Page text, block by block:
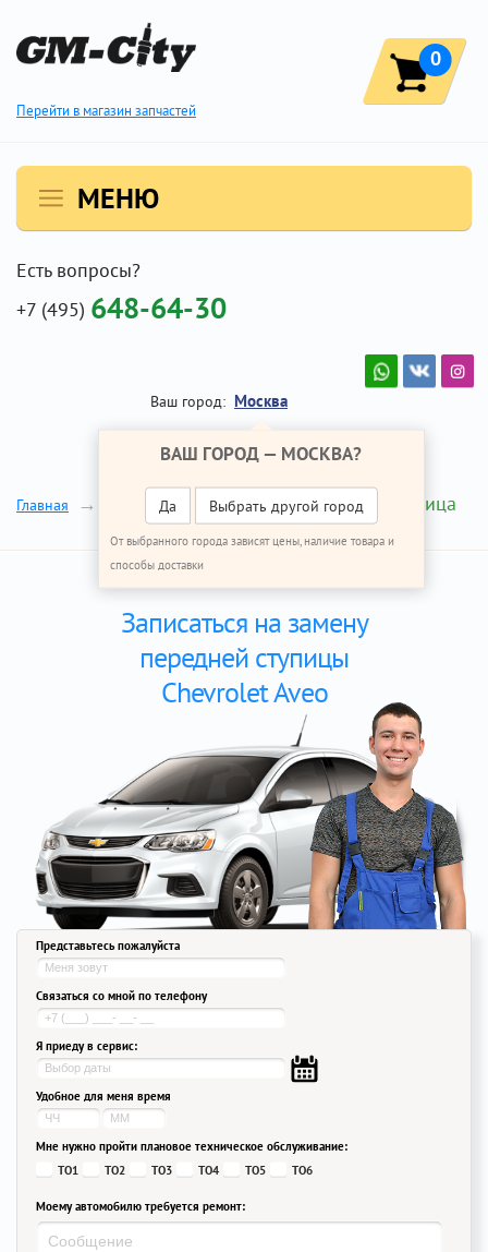
Перейти в магазин запчастей
0
МЕНЮ
Есть вопросы?
+7 (495) 648-64-30
Ваш город: Москва
ВАШ ГОРОД — МОСКВА?
Да Выбрать другой город
От выбранного города зависят цены, наличие товара и
способы доставки
Главная Ремонт Шевроле Авео Передняя ступица
Записаться на замену
передней ступицы
Chevrolet Aveo
Представьтесь пожалуйста
Связаться со мной по телефону
Я приеду в сервис:
Удобное для меня время
Мне нужно пройти плановое техническое обслуживание:
ТО1
ТО2 ТО3 ТО4 ТО5 ТО6
Моему автомобилю требуется ремонт: